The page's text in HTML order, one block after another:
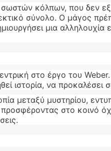
σωστών κόλπων, που δεν
σύνολο. Ο μάγος
μια αλληλουχία
στο έργο του
ιστορία, να προκαλέσει
μεταξύ μυστηρίου,
στο κοινό